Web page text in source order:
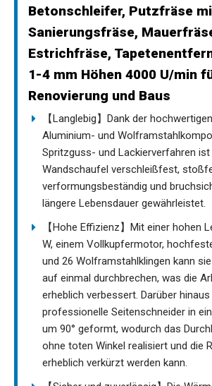
Betonschleifer, Putzfräse
Sanierungsfräse,
Estrichfräse,
1-4 mm Höhen 4000 U/min
Renovierung und Baus
【Langlebig】Dank der
Aluminium- und
Spritzguss- und Lackierverfahren
Wandschaufel verschleißfest,
verformungsbeständig und
längere Lebensdauer gewährleistet.
【Hohe Effizienz】Mit einer hohen
W, einem Vollkupfermotor,
und 26 Wolframstahlklingen kann
auf einmal durchbrechen, was die
erheblich verbessert. Darüber
professionelle Seitenschneider in
um 90° geformt, wodurch das
ohne toten Winkel realisiert und die
erheblich verkürzt werden kann.